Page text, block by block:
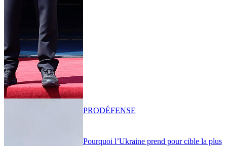
Pourquoi l’Ukraine prend pour cible la plus
PRODÉFENSE